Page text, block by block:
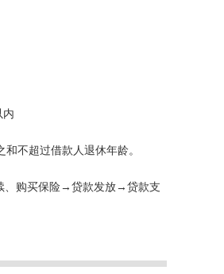
内
不超过借款人退休年龄。
购买保险→贷款发放→贷款支